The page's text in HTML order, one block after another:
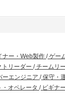
ー・Web製作 /ゲー
リーダー /チームリ
エンジニア /保守・
オペレータ /ビギナ